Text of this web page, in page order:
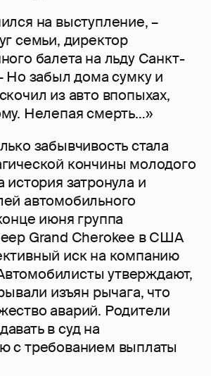
на выступление, –
семьи, директор
балета на льду Санкт-
Но забыл дома сумку и
из авто впопыхах,
Нелепая смерть…»
забывчивость стала
кончины молодого
история затронула и
автомобильного
июня группа
Grand Cherokee в США
иск на компанию
утверждают,
изъян рычага, что
аварий. Родители
в суд на
с требованием выплаты